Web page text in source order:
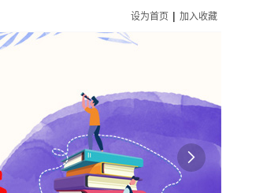
设为首页 | 加入收藏
